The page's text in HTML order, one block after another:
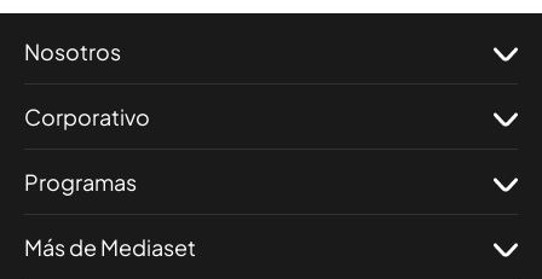
Nosotros
Corporativo
Programas
Más de Mediaset